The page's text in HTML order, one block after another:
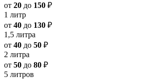
от 20 до 150 ₽
1 литр
от 40 до 130 ₽
1,5 литра
от 40 до 50 ₽
2 литра
от 50 до 80 ₽
5 литров